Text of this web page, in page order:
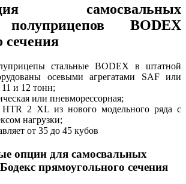
самосвальных
BODEX
сечения
стальные BODEX в штатной
осевыми агрегатами SAF или
и 12 тонн;
или пневморессорная;
2 XL из нового модельного ряда с
нагрузки;
от 35 до 45 кубов
опции для самосвальных
прямоугольного сечения